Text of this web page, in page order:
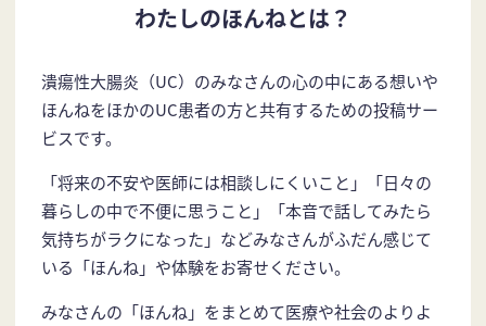
わたしのほんねとは？
潰瘍性大腸炎（UC）のみなさんの心の中にある想いや
ほんねをほかのUC患者の方と共有するための投稿サー
ビスです。
「将来の不安や医師には相談しにくいこと」「日々の
暮らしの中で不便に思うこと」「本音で話してみたら
気持ちがラクになった」などみなさんがふだん感じて
いる「ほんね」や体験をお寄せください。
みなさんの「ほんね」をまとめて医療や社会のよりよ